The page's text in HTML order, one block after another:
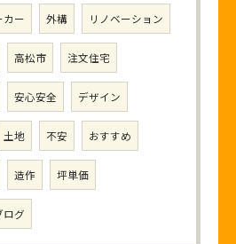
カー 外構 リノベーション
高松市 注文住宅
安心安全 デザイン
土地 不安 おすすめ
造作 坪単価
ログ